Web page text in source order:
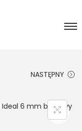
NASTĘPNY